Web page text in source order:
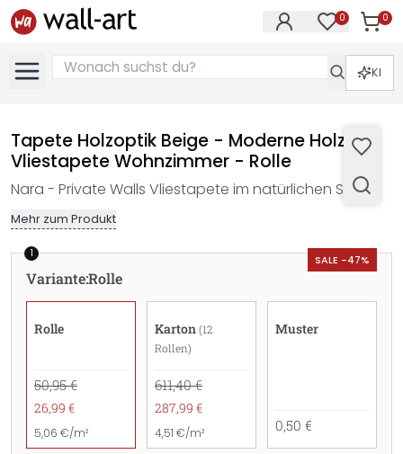
0 0
KI
Tapete Holzoptik Beige - Moderne Holz
Vliestapete Wohnzimmer - Rolle
Nara - Private Walls Vliestapete im natürlichen Stil
Mehr zum Produkt
SALE -47%
1
Variante:Rolle
Rolle
50,95 €
26,99 €
5,06 €/m²
Karton (12
Rollen)
611,40 €
287,99 €
4,51 €/m²
Muster
0,50 €